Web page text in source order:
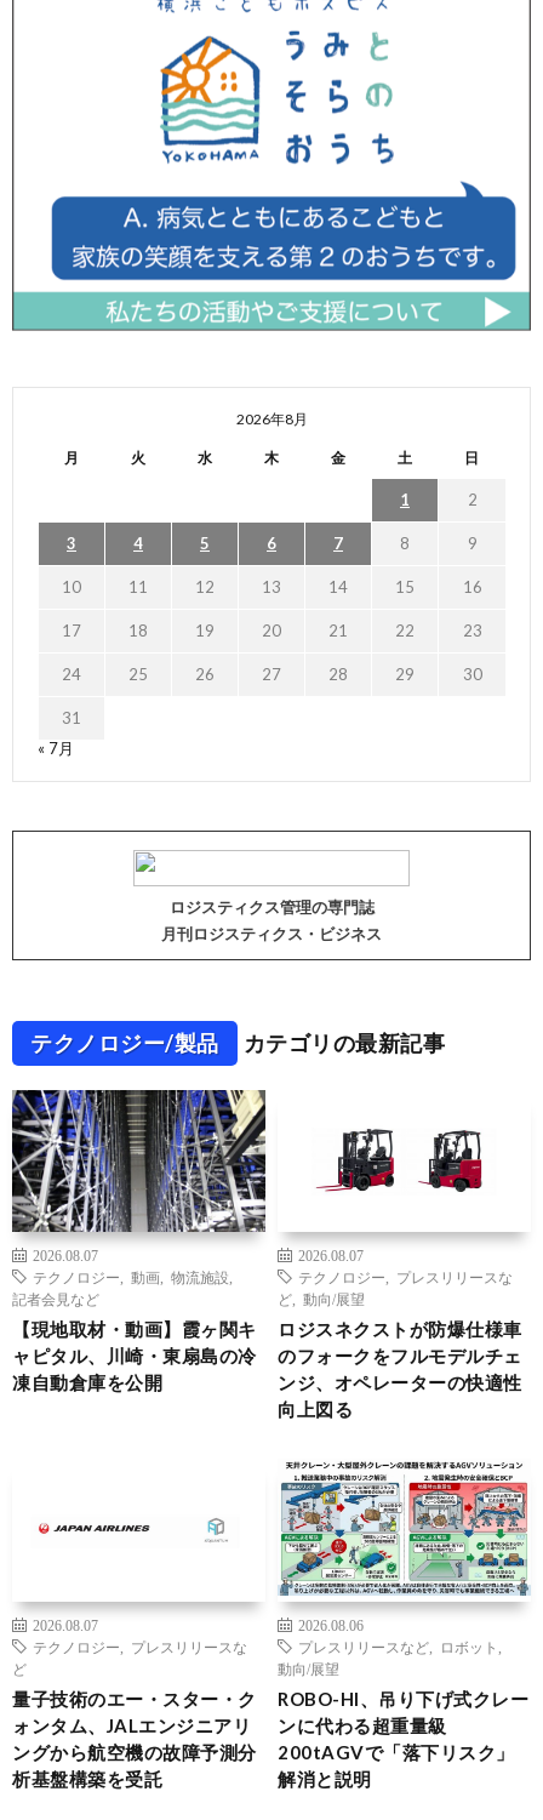
2026年8月
月 火 水 木 金 土 日
1 2
3 4 5 6 7 8 9
10 11 12 13 14 15 16
17 18 19 20 21 22 23
24 25 26 27 28 29 30
31
« 7月
ロジスティクス管理の専門誌
月刊ロジスティクス・ビジネス
テクノロジー/製品 カテゴリの最新記事
2026.08.07
テクノロジー
動画 物流施設
記者会見など
【現地取材・動画】霞ヶ関キ
ャピタル、川崎・東扇島の冷
凍自動倉庫を公開
2026.08.07
テクノロジー
プレスリリースな
ど
動向/展望
ロジスネクストが防爆仕様車
のフォークをフルモデルチェ
ンジ、オペレーターの快適性
向上図る
2026.08.07
テクノロジー
プレスリリースな
ど
量子技術のエー・スター・ク
ォンタム、JALエンジニアリ
ングから航空機の故障予測分
析基盤構築を受託
2026.08.06
プレスリリースなど
ロボット
動向/展望
ROBO-HI、吊り下げ式クレー
ンに代わる超重量級
200tAGVで「落下リスク」
解消と説明